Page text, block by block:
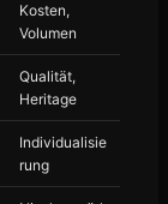
Kosten,
Volumen
Qualität,
Heritage
Individualisie
rung